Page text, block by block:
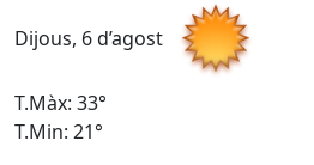
Dijous, 6 d’agost
T.Màx: 33°
T.Min: 21°